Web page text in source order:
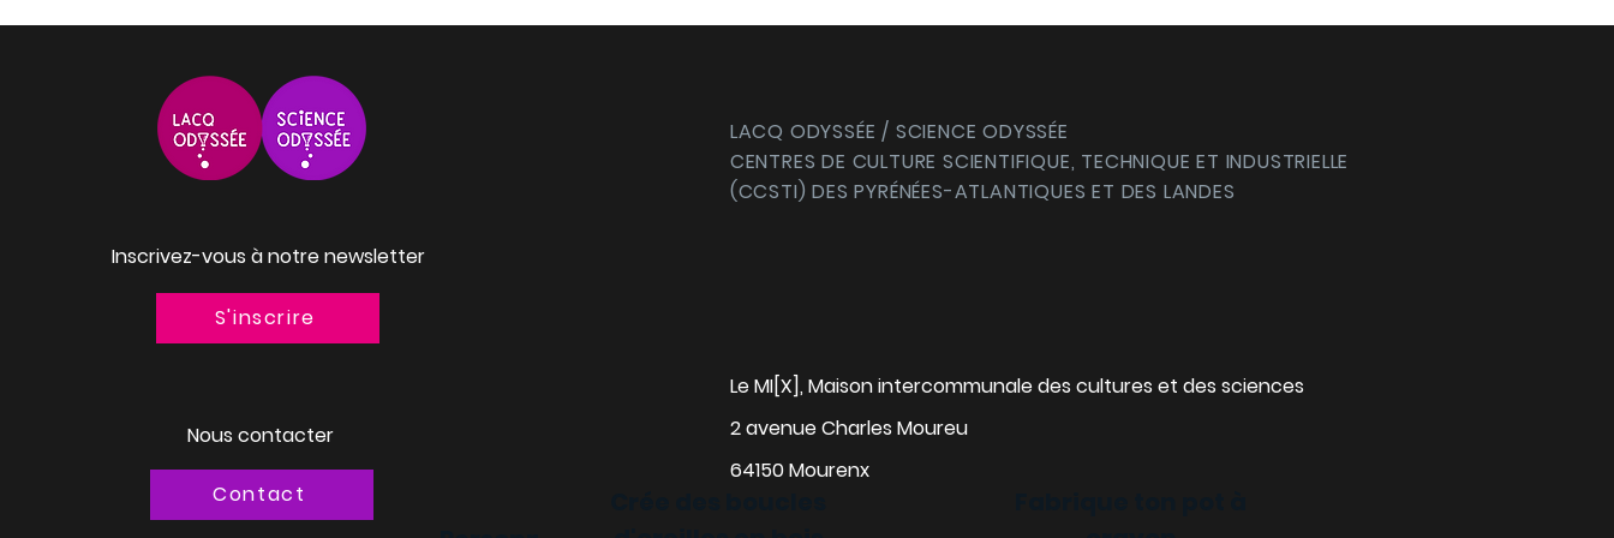
Inscrivez-vous à notre newsletter
S'inscrire
Nous contacter
Contact
LACQ ODYSSÉE / SCIENCE ODYSSÉE
CENTRES DE CULTURE SCIENTIFIQUE, TECHNIQUE ET INDUSTRIELLE
(CCSTI) DES PYRÉNÉES-ATLANTIQUES ET DES LANDES
Le MI[X], Maison intercommunale des cultures et des sciences
2 avenue Charles Moureu
64150 Mourenx